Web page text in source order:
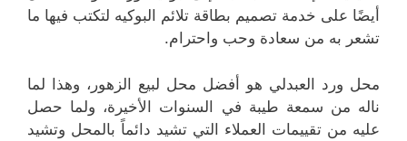
أيضًا على خدمة تصميم بطاقة تلائم البوكيه لتكتب فيها ما
تشعر به من سعادة وحب واحترام.
محل ورد العبدلي هو أفضل محل لبيع الزهور، وهذا لما
ناله من سمعة طيبة في السنوات الأخيرة، ولما حصل
عليه من تقييمات العملاء التي تشيد دائماً بالمحل وتشيد